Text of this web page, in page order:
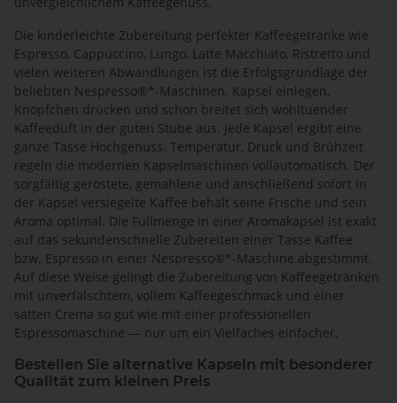
Die kinderleichte Zubereitung perfekter Kaffeegetränke wie
Espresso, Cappuccino, Lungo, Latte Macchiato, Ristretto und
vielen weiteren Abwandlungen ist die Erfolgsgrundlage der
beliebten Nespresso®*-Maschinen. Kapsel einlegen,
Knöpfchen drücken und schon breitet sich wohltuender
Kaffeeduft in der guten Stube aus. Jede Kapsel ergibt eine
ganze Tasse Hochgenuss. Temperatur, Druck und Brühzeit
regeln die modernen Kapselmaschinen vollautomatisch. Der
sorgfältig geröstete, gemahlene und anschließend sofort in
der Kapsel versiegelte Kaffee behält seine Frische und sein
Aroma optimal. Die Füllmenge in einer Aromakapsel ist exakt
auf das sekundenschnelle Zubereiten einer Tasse Kaffee
bzw. Espresso in einer Nespresso®*-Maschine abgestimmt.
Auf diese Weise gelingt die Zubereitung von Kaffeegetränken
mit unverfälschtem, vollem Kaffeegeschmack und einer
satten Crema so gut wie mit einer professionellen
Espressomaschine — nur um ein Vielfaches einfacher.
Bestellen Sie alternative Kapseln mit besonderer
Qualität zum kleinen Preis